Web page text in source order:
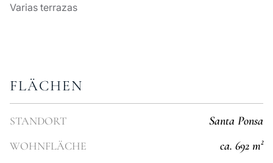
Varias terrazas
FLÄCHEN
STANDORT Santa Ponsa
WOHNFLÄCHE ca. 692 m²